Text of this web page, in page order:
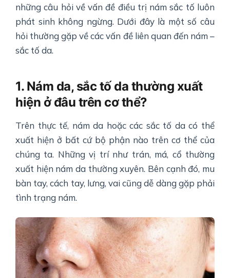
những câu hỏi về vấn đề điều trị nám sắc tố luôn
phát sinh không ngừng. Dưới đây là một số câu
hỏi thường gặp về các vấn đề liên quan đến nám –
sắc tố da.
1. Nám da, sắc tố da thường xuất
hiện ở đâu trên cơ thể?
Trên thực tế, nám da hoặc các sắc tố da có thể
xuất hiện ở bất cứ bộ phận nào trên cơ thể của
chúng ta. Những vị trí như trán, má, cổ thường
xuất hiện nám da thường xuyên. Bên cạnh đó, mu
bàn tay, cách tay, lưng, vai cũng dễ dàng gặp phải
tình trạng nám.